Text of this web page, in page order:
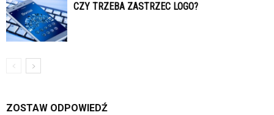
CZY TRZEBA ZASTRZEC LOGO?
ZOSTAW ODPOWIEDŹ